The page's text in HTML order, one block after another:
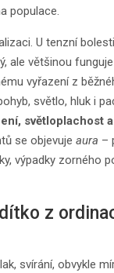
populace.
U tenzní
ale většinou
vyřazení z
světlo, hluk i
světloplachost
se objevuje aura –
výpadky zorného
z
svírání, obvykle